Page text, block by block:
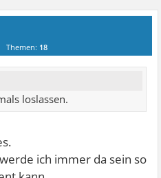
Themen: 18
loslassen.
ich immer da sein so